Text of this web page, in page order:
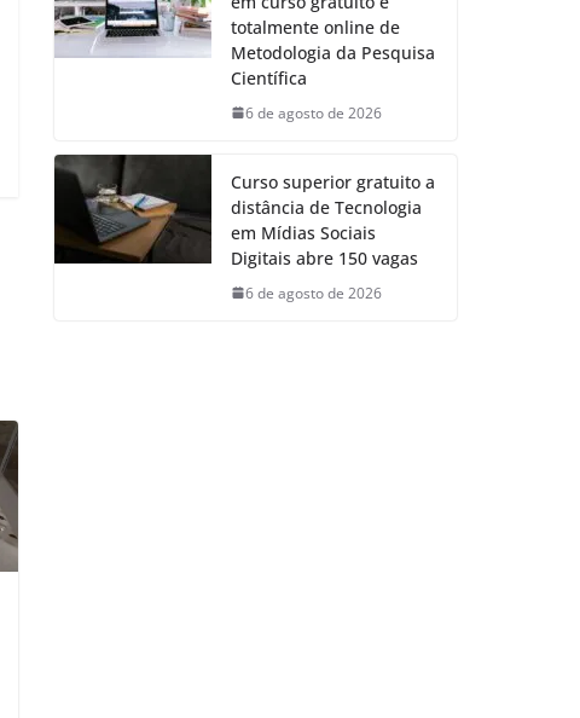
totalmente online de
Metodologia da Pesquisa
Científica
6 de agosto de 2026
Curso superior gratuito a
distância de Tecnologia
em Mídias Sociais
Digitais abre 150 vagas
6 de agosto de 2026